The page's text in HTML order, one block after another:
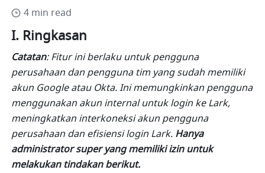
4 min read
I. Ringkasan
Catatan: Fitur ini berlaku untuk pengguna
perusahaan dan pengguna tim yang sudah memiliki
akun Google atau Okta. Ini memungkinkan pengguna
menggunakan akun internal untuk login ke Lark,
meningkatkan interkoneksi akun pengguna
perusahaan dan efisiensi login Lark. Hanya
administrator super yang memiliki izin untuk
melakukan tindakan berikut.